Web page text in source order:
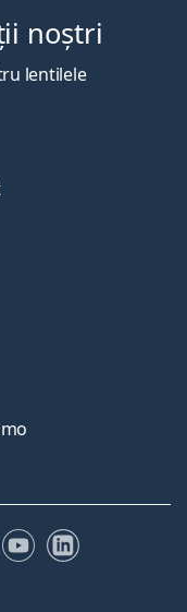
noștri
lentilele
YouTubeLinkedIn